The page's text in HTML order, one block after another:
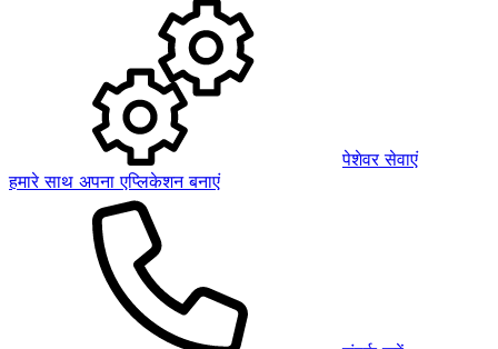
पेशेवर सेवाएं
हमारे साथ अपना एप्लिकेशन बनाएं